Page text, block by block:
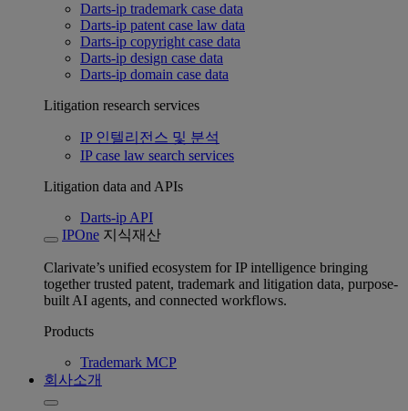
Darts-ip trademark case data
Darts-ip patent case law data
Darts-ip copyright case data
Darts-ip design case data
Darts-ip domain case data
Litigation research services
IP 인텔리전스 및 분석
IP case law search services
Litigation data and APIs
Darts-ip API
IPOne 지식재산
Clarivate’s unified ecosystem for IP intelligence bringing
together trusted patent, trademark and litigation data, purpose-
built AI agents, and connected workflows.
Products
Trademark MCP
회사소개